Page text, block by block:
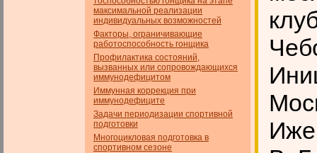
максимальной реализации
индивидуальных возможностей
Факторы, ограничивающие
работоспособность гонщика
Профилактика состояний,
вызванных или сопровождающихся
иммунодефицитом
Иммунная коррекция при
иммунодефиците
Задачи периодизации спортивной
подготовки
Многоцикловая подготовка в
спортивном сезоне